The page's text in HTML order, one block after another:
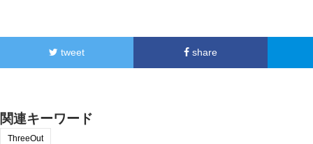
tweet share
関連キーワード
ThreeOut